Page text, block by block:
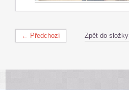
← Předchozí Zpět do složky